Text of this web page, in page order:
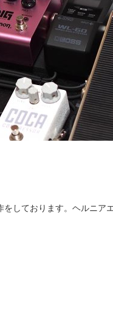
しております。ヘルニア